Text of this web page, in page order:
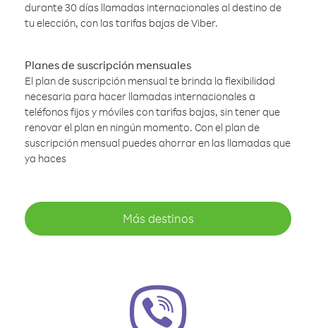
durante 30 días llamadas internacionales al destino de
tu elección, con las tarifas bajas de Viber.
Planes de suscripción mensuales
El plan de suscripción mensual te brinda la flexibilidad
necesaria para hacer llamadas internacionales a
teléfonos fijos y móviles con tarifas bajas, sin tener que
renovar el plan en ningún momento. Con el plan de
suscripción mensual puedes ahorrar en las llamadas que
ya haces
Más destinos